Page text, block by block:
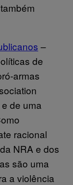
–
de
armas
de uma
racional
NRA e dos
são uma
a violência